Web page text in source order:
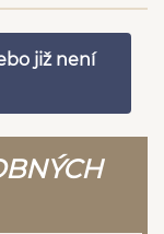
již není